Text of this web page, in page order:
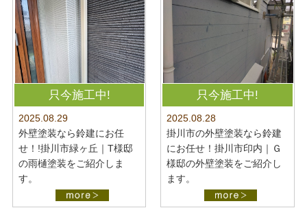
只今施工中!
2025.08.29
外壁塗装なら鈴建にお任
せ！!掛川市緑ヶ丘｜T様邸
の雨樋塗装をご紹介しま
す。
只今施工中!
2025.08.28
掛川市の外壁塗装なら鈴建
にお任せ！掛川市印内｜Ｇ
様邸の外壁塗装をご紹介し
ます。